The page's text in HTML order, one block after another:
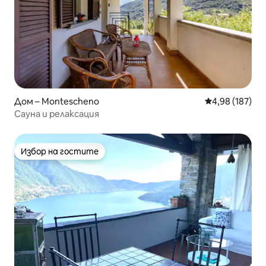
Дом – Montescheno Средна
4,98 (187)
Сауна и релаксация
Избор на гостите
Избор на гостите